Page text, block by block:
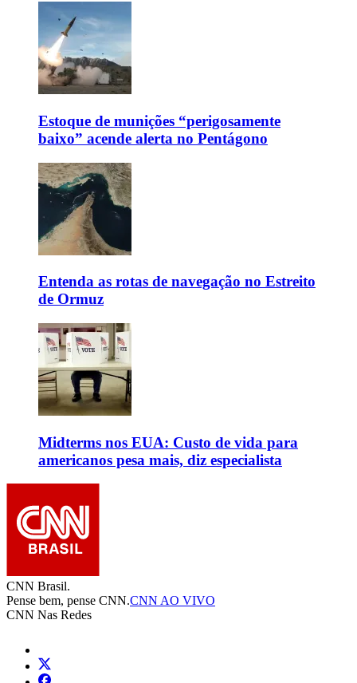
Estoque de munições “perigosamente
baixo” acende alerta no Pentágono
Entenda as rotas de navegação no Estreito
de Ormuz
Midterms nos EUA: Custo de vida para
americanos pesa mais, diz especialista
CNN Brasil.
Pense bem, pense CNN.CNN AO VIVO
CNN Nas Redes